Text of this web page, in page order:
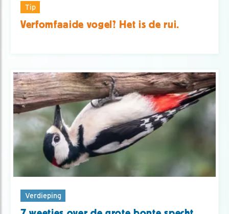
Tip
Verfomfaaide vogel? Het is de rui.
Verdieping